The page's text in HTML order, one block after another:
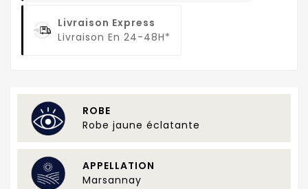
Livraison Express
Livraison En 24-48H*
ROBE
Robe jaune éclatante
APPELLATION
Marsannay